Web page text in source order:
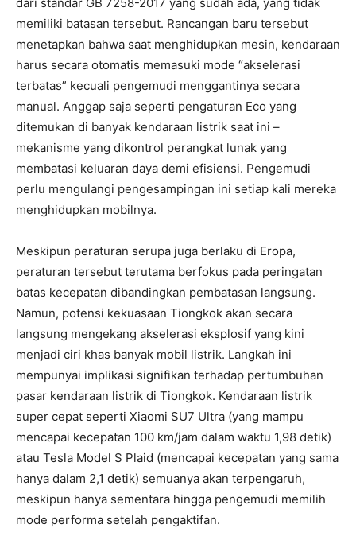
memiliki batasan tersebut. Rancangan baru tersebut
menetapkan bahwa saat menghidupkan mesin, kendaraan
harus secara otomatis memasuki mode “akselerasi
terbatas” kecuali pengemudi menggantinya secara
manual. Anggap saja seperti pengaturan Eco yang
ditemukan di banyak kendaraan listrik saat ini –
mekanisme yang dikontrol perangkat lunak yang
membatasi keluaran daya demi efisiensi. Pengemudi
perlu mengulangi pengesampingan ini setiap kali mereka
menghidupkan mobilnya.
Meskipun peraturan serupa juga berlaku di Eropa,
peraturan tersebut terutama berfokus pada peringatan
batas kecepatan dibandingkan pembatasan langsung.
Namun, potensi kekuasaan Tiongkok akan secara
langsung mengekang akselerasi eksplosif yang kini
menjadi ciri khas banyak mobil listrik. Langkah ini
mempunyai implikasi signifikan terhadap pertumbuhan
pasar kendaraan listrik di Tiongkok. Kendaraan listrik
super cepat seperti Xiaomi SU7 Ultra (yang mampu
mencapai kecepatan 100 km/jam dalam waktu 1,98 detik)
atau Tesla Model S Plaid (mencapai kecepatan yang sama
hanya dalam 2,1 detik) semuanya akan terpengaruh,
meskipun hanya sementara hingga pengemudi memilih
mode performa setelah pengaktifan.